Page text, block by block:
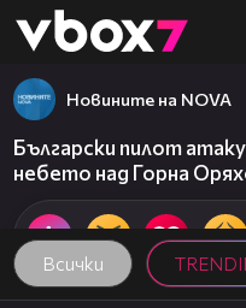
👾
Всички
Новините на NOVA
Български пилот
небето над Горна
00:46